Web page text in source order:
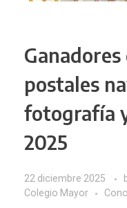
postales
fotografía
2025
22 diciembre 2025
Colegio Mayor